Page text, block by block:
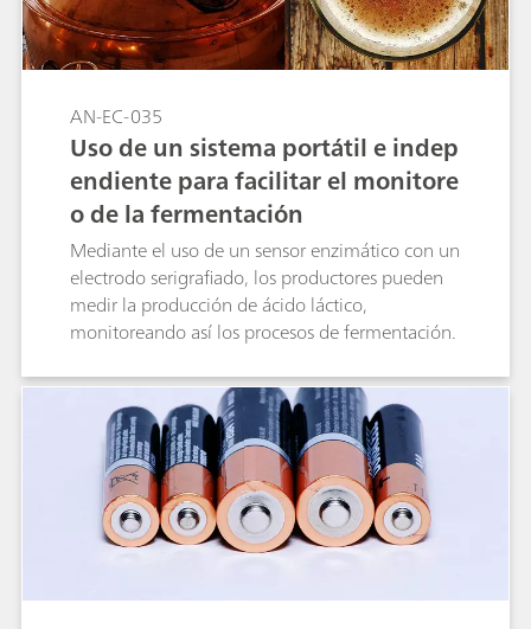
AN-EC-035
Uso de un sistema portátil e indep
endiente para facilitar el monitore
o de la fermentación
Mediante el uso de un sensor enzimático con un
electrodo serigrafiado, los productores pueden
medir la producción de ácido láctico,
monitoreando así los procesos de fermentación.